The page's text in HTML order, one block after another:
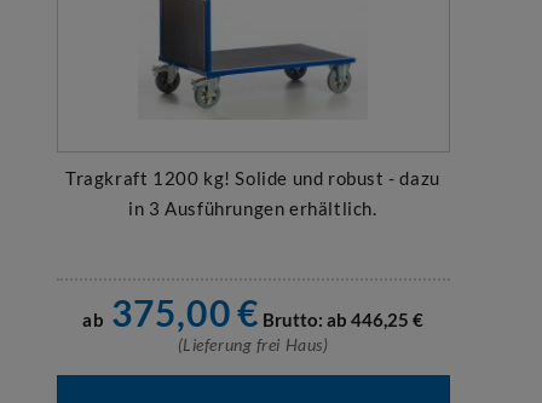
Tragkraft 1200 kg! Solide und robust - dazu
in 3 Ausführungen erhältlich.
ab 375,00€ Brutto: ab 446,25 €
(Lieferung frei Haus)